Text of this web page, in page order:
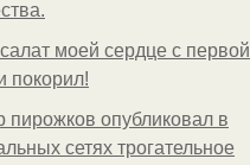
моей сердце с первой
покорил!
пирожков опубликовал в
сетях трогательное